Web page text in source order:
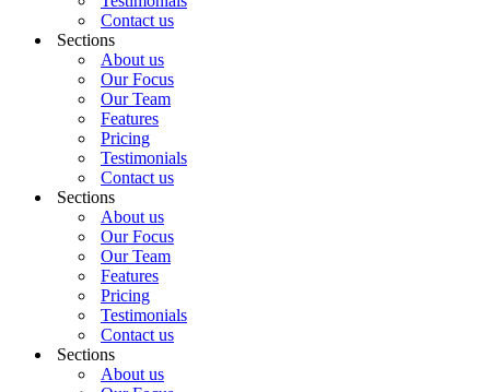
Contact us
Sections
About us
Our Focus
Our Team
Features
Pricing
Testimonials
Contact us
Sections
About us
Our Focus
Our Team
Features
Pricing
Testimonials
Contact us
Sections
About us